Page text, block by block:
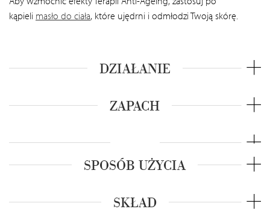
kąpieli masło do ciała, które ujędrni i odmłodzi Twoją skórę.
DZIAŁANIE
ZAPACH
SPOSÓB UŻYCIA
SKŁAD